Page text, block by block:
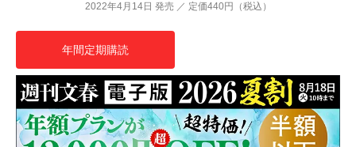
2022年4月14日 発売 ／ 定価440円（税込）
年間定期購読